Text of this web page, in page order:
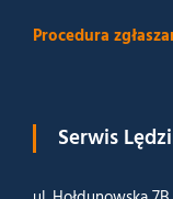
Procedura
Serwis